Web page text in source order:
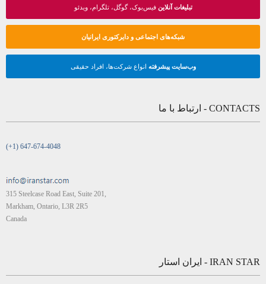
تبلیغات آنلاینفیس‌بوک، گوگل، تلگرام، ویدئو
شبکه‌های اجتماعی و دایرکتوری ایرانیان
وب‌سایت پیشرفته انواع شرکت‌ها، افراد حقیقی
CONTACTS - ارتباط با ما
(+1) 647-674-4048
315 Steelcase Road East, Suite 201,
Markham, Ontario, L3R 2R5
Canada
IRAN STAR - ایران استار